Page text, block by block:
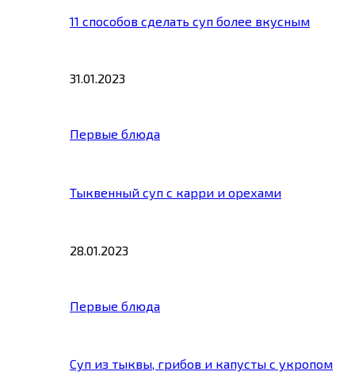
11 способов сделать суп более вкусным
31.01.2023
Первые блюда
Тыквенный суп с карри и орехами
28.01.2023
Первые блюда
Суп из тыквы, грибов и капусты с укропом